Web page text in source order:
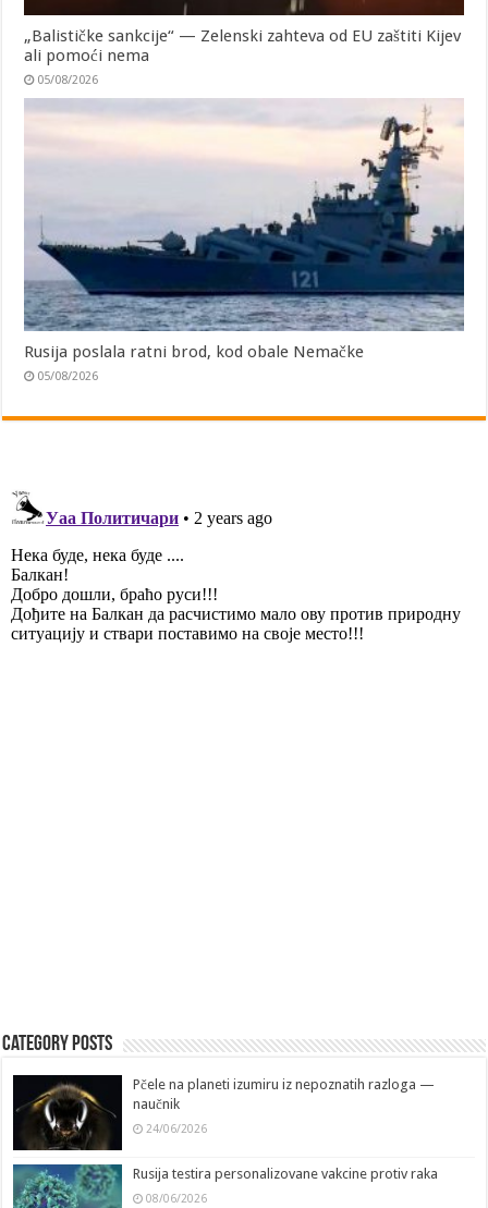
„Balističke sankcije“ — Zelenski zahteva od EU zaštiti Kijev
ali pomoći nema
05/08/2026
Rusija poslala ratni brod, kod obale Nemačke
05/08/2026
Category Posts
Pčele na planeti izumiru iz nepoznatih razloga —
naučnik
24/06/2026
Rusija testira personalizovane vakcine protiv raka
08/06/2026